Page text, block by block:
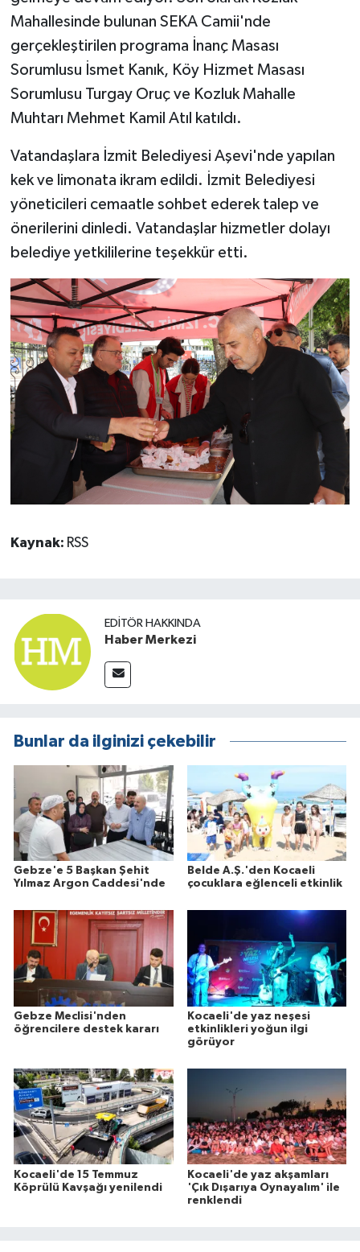
Mahallesinde bulunan SEKA Camii'nde
gerçekleştirilen programa İnanç Masası
Sorumlusu İsmet Kanık, Köy Hizmet Masası
Sorumlusu Turgay Oruç ve Kozluk Mahalle
Muhtarı Mehmet Kamil Atıl katıldı.
Vatandaşlara İzmit Belediyesi Aşevi'nde yapılan
kek ve limonata ikram edildi. İzmit Belediyesi
yöneticileri cemaatle sohbet ederek talep ve
önerilerini dinledi. Vatandaşlar hizmetler dolayı
belediye yetkililerine teşekkür etti.
Kaynak: RSS
EDITÖR HAKKINDA
Haber Merkezi
Bunlar da ilginizi çekebilir
Gebze'e 5 Başkan Şehit
Yılmaz Argon Caddesi'nde
Belde A.Ş.'den Kocaeli
çocuklara eğlenceli etkinlik
Gebze Meclisi'nden
öğrencilere destek kararı
Kocaeli'de yaz neşesi
etkinlikleri yoğun ilgi
görüyor
Kocaeli'de 15 Temmuz
Köprülü Kavşağı yenilendi
Kocaeli'de yaz akşamları
'Çık Dışarıya Oynayalım' ile
renklendi